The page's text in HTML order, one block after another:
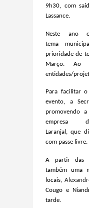
9h30, com
Lassance.
Neste ano
tema
prioridade de
Março.
entidades/
Para facilitar
evento, a
promovendo
empresa
Laranjal, que
com passe livre.
A partir das
também uma
locais,
Cougo e
tarde.